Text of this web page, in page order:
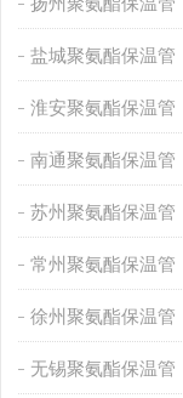
盐城聚氨酯保温管
淮安聚氨酯保温管
南通聚氨酯保温管
苏州聚氨酯保温管
常州聚氨酯保温管
徐州聚氨酯保温管
无锡聚氨酯保温管